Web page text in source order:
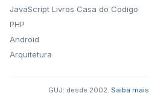
JavaScript
PHP
Android
Arquitetura
Livros Casa do Codigo
GUJ: desde 2002. Saiba mais